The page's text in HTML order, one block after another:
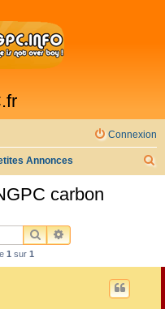
Connexion
Annonces
r
carbon
RECHERCHER
RECHERCHE
1 sur 1